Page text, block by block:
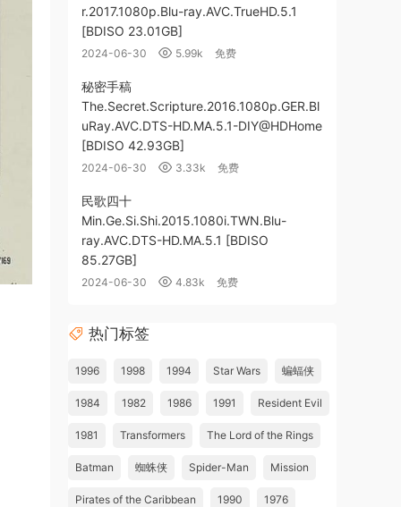
r.2017.1080p.Blu-ray.AVC.TrueHD.5.1
[BDISO 23.01GB]
2024-06-30 5.99k 免费
秘密手稿
The.Secret.Scripture.2016.1080p.GER.Bl
uRay.AVC.DTS-HD.MA.5.1-DIY@HDHome
[BDISO 42.93GB]
2024-06-30 3.33k 免费
民歌四十
Min.Ge.Si.Shi.2015.1080i.TWN.Blu-
ray.AVC.DTS-HD.MA.5.1 [BDISO
85.27GB]
2024-06-30 4.83k 免费
热门标签
1996 1998 1994 Star Wars 蝙蝠侠
1984 1982 1986 1991 Resident Evil
1981 Transformers The Lord of the Rings
Batman 蜘蛛侠 Spider-Man Mission
Pirates of the Caribbean 1990 1976